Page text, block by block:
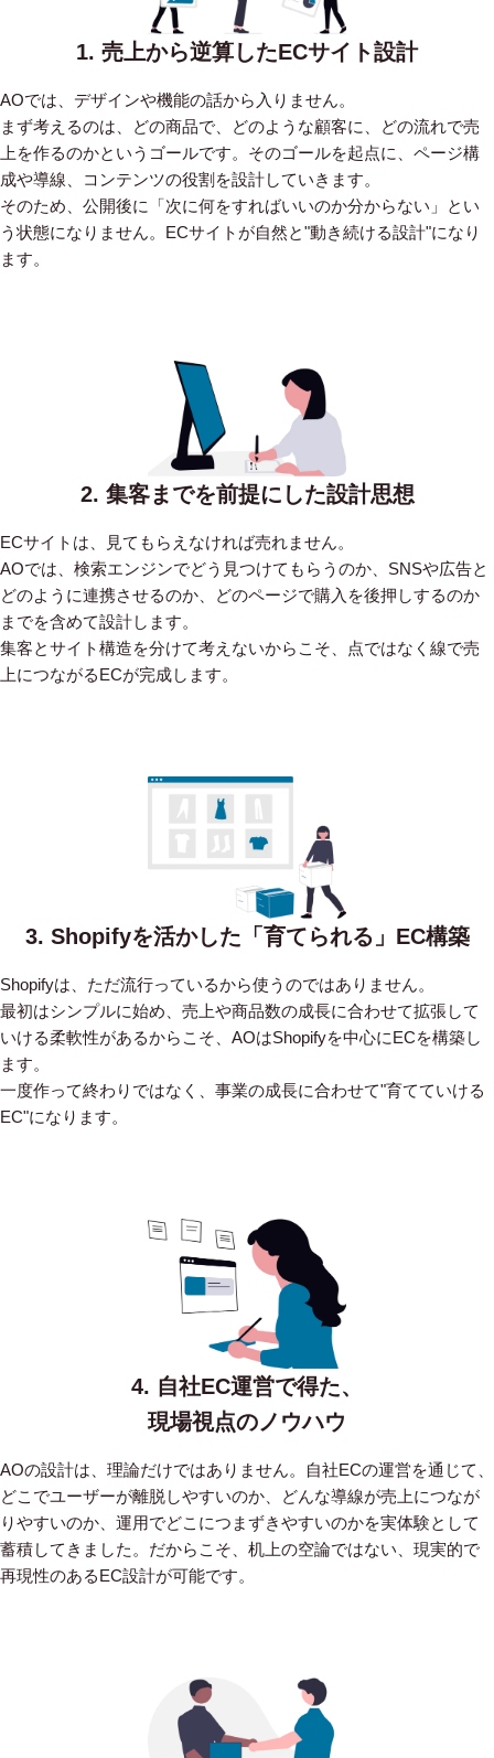
1. 売上から逆算したECサイト設計
AOでは、デザインや機能の話から入りません。
まず考えるのは、どの商品で、どのような顧客に、どの流れで売
上を作るのかというゴールです。そのゴールを起点に、ページ構
成や導線、コンテンツの役割を設計していきます。
そのため、公開後に「次に何をすればいいのか分からない」とい
う状態になりません。ECサイトが自然と"動き続ける設計"になり
ます。
2. 集客までを前提にした設計思想
ECサイトは、見てもらえなければ売れません。
AOでは、検索エンジンでどう見つけてもらうのか、SNSや広告と
どのように連携させるのか、どのページで購入を後押しするのか
までを含めて設計します。
集客とサイト構造を分けて考えないからこそ、点ではなく線で売
上につながるECが完成します。
3. Shopifyを活かした「育てられる」EC構築
Shopifyは、ただ流行っているから使うのではありません。
最初はシンプルに始め、売上や商品数の成長に合わせて拡張して
いける柔軟性があるからこそ、AOはShopifyを中心にECを構築し
ます。
一度作って終わりではなく、事業の成長に合わせて"育てていける
EC"になります。
4. 自社EC運営で得た、
現場視点のノウハウ
AOの設計は、理論だけではありません。自社ECの運営を通じて、
どこでユーザーが離脱しやすいのか、どんな導線が売上につなが
りやすいのか、運用でどこにつまずきやすいのかを実体験として
蓄積してきました。だからこそ、机上の空論ではない、現実的で
再現性のあるEC設計が可能です。